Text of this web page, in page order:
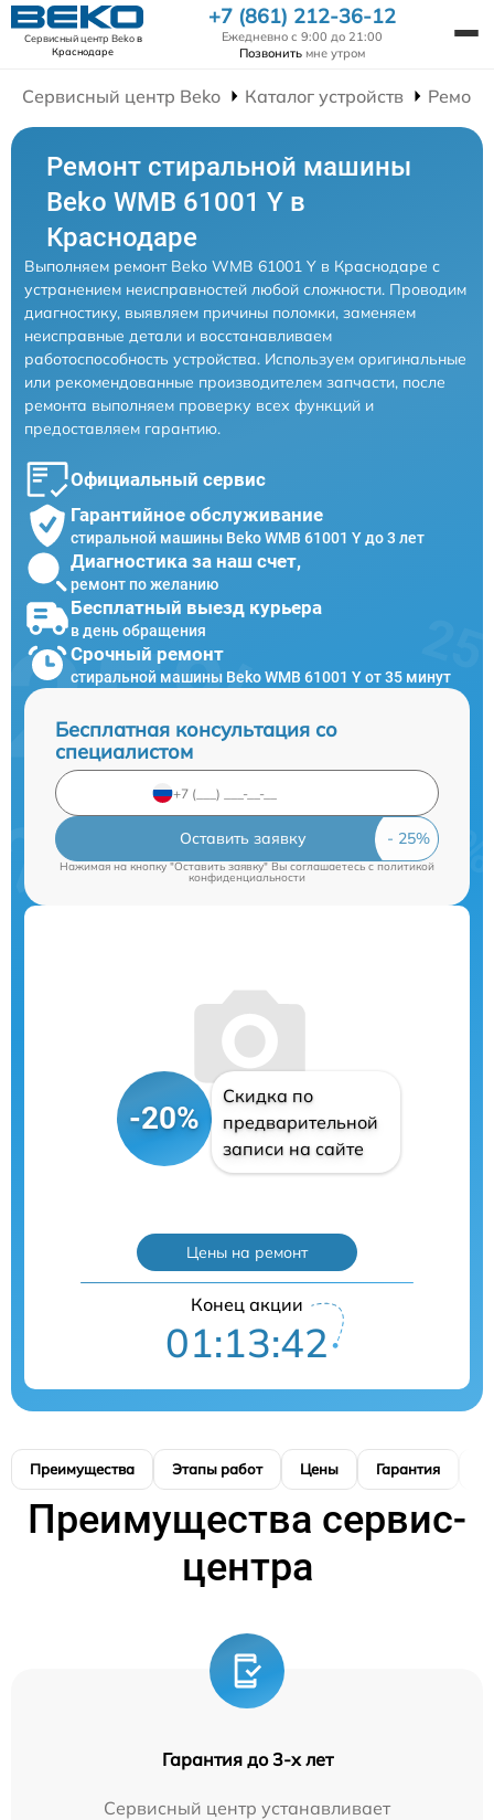
Сервисный центр Bekoв
Краснодаре
+7 (861) 212-36-12
Ежедневно с 9:00 до 21:00
Позвонить мне утром
Сервисный центр Beko Каталог устройств
Ремонт стиральной машины
Beko WMB 61001 Y в
Краснодаре
Выполняем ремонт Beko WMB 61001 Y в Краснодаре с
устранением неисправностей любой сложности. Проводим
диагностику, выявляем причины поломки, заменяем
неисправные детали и восстанавливаем
работоспособность устройства. Используем оригинальные
или рекомендованные производителем запчасти, после
ремонта выполняем проверку всех функций и
предоставляем гарантию.
Официальный сервис
Гарантийное обслуживание
стиральной машины Beko WMB 61001 Y до 3 лет
Диагностика за наш счет,
ремонт по желанию
Бесплатный выезд курьера
в день обращения
Срочный ремонт
стиральной машины Beko WMB 61001 Y от 35 минут
Бесплатная консультация со
специалистом
Оставить заявку
Нажимая на кнопку "Оставить заявку" Вы соглашаетесь cполитикой
конфиденциальности
-20%
Скидка по
предварительной
записи на сайте
Цены на ремонт
Конец акции
01:13:41
Преимущества Этапы работ Цены Гарантия
Преимущества сервис-
центра
Гарантия до 3-х лет
Сервисный центр устанавливает